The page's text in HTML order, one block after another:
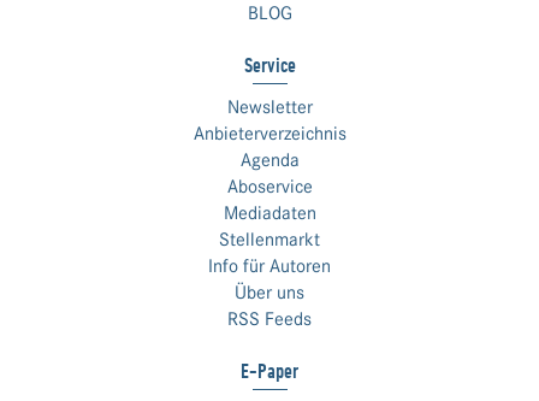
BLOG
Service
Newsletter
Anbieterverzeichnis
Agenda
Aboservice
Mediadaten
Stellenmarkt
Info für Autoren
Über uns
RSS Feeds
E-Paper